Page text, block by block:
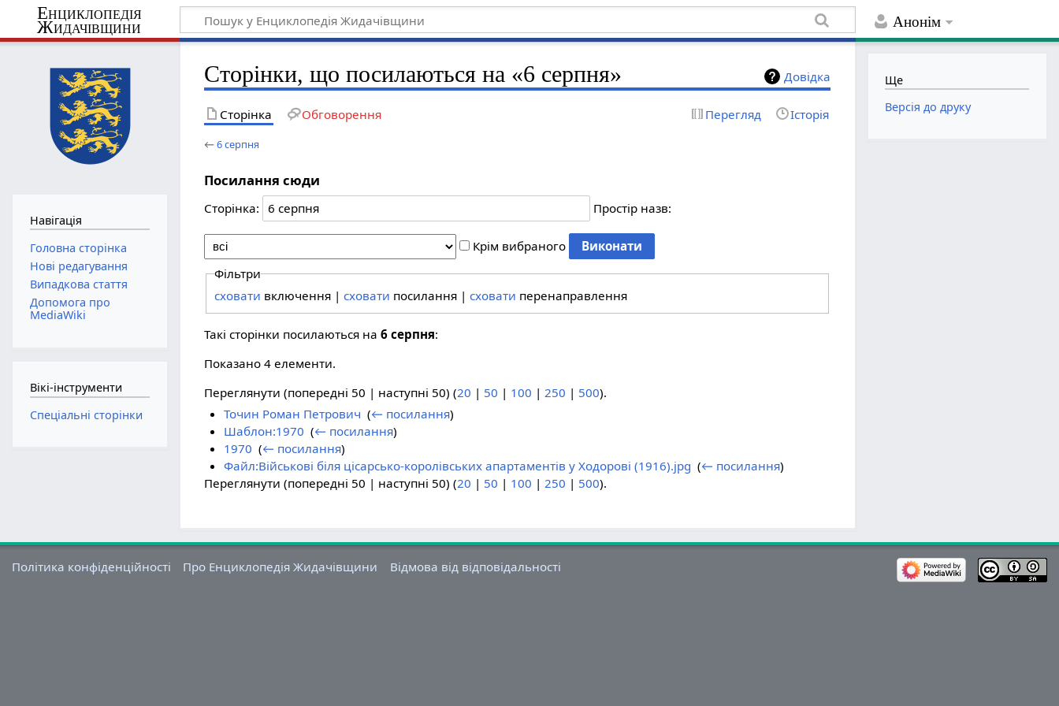
Анонім
Енциклопедія
Жидачівщини
Довідка
Сторінки, що посилаються на «6 серпня»
Сторінка Обговорення Перегляд Історія
←6 серпня
Посилання сюди
Сторінка: Простір назв:
Крім вибраного
Фільтри
сховати включення | сховати посилання | сховати перенаправлення
Такі сторінки посилаються на6 серпня:
Показано 4 елементи.
Переглянути (попередні 50 | наступні 50) (20 | 50 | 100 |250 | 500).
Точин Роман Петрович (← посилання)
Шаблон:1970 (← посилання)
1970 (← посилання)
Файл:Військові біля цісарсько-королівських апартаментів у Ходорові (1916).jpg (← посилання)
Переглянути (попередні 50 | наступні 50) (20 | 50 | 100 |250 | 500).
Навігація
Головна сторінка
Нові редагування
Випадкова стаття
Допомога про
MediaWiki
Вікі-інструменти
Спеціальні сторінки
Ще
Версія до друку
Політика конфіденційності Про Енциклопедія Жидачівщини Відмова від відповідальності